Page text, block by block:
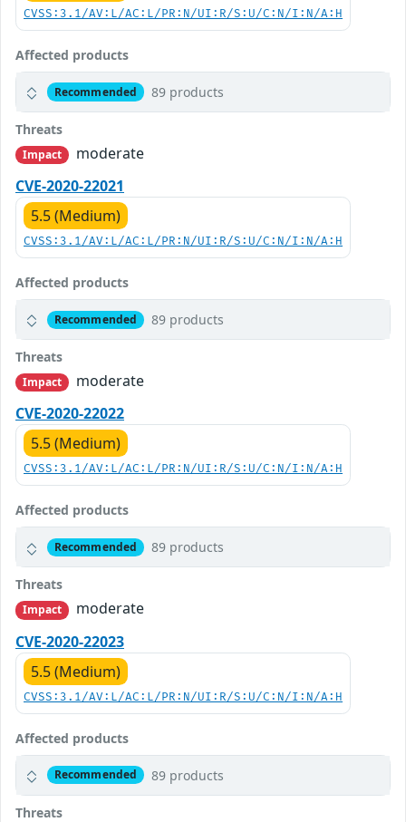
CVSS:3.1/AV:L/AC:L/PR:N/UI:R/S:U/C:N/I:N/A:H
Affected products
Recommended 89 products
Threats
Impact
moderate
CVE-2020-22021
5.5 (Medium)
CVSS:3.1/AV:L/AC:L/PR:N/UI:R/S:U/C:N/I:N/A:H
Affected products
Recommended 89 products
Threats
Impact
moderate
CVE-2020-22022
5.5 (Medium)
CVSS:3.1/AV:L/AC:L/PR:N/UI:R/S:U/C:N/I:N/A:H
Affected products
Recommended 89 products
Threats
Impact
moderate
CVE-2020-22023
5.5 (Medium)
CVSS:3.1/AV:L/AC:L/PR:N/UI:R/S:U/C:N/I:N/A:H
Affected products
Recommended 89 products
Threats